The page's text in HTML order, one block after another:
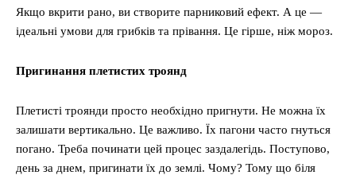
Якщо вкрити рано, ви створите парниковий ефект. А це —
ідеальні умови для грибків та прівання. Це гірше, ніж мороз.
Пригинання плетистих троянд
Плетисті троянди просто необхідно пригнути. Не можна їх
залишати вертикально. Це важливо. Їх пагони часто гнуться
погано. Треба починати цей процес заздалегідь. Поступово,
день за днем, пригинати їх до землі. Чому? Тому що біля